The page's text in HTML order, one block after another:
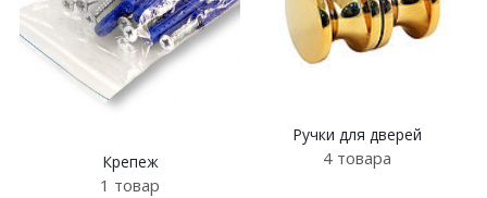
Крепеж
1 товар
Ручки для дверей
4 товара